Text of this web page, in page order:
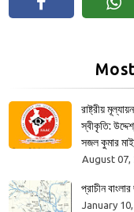
রাষ্ট্রীয়
স্বীকৃতি:
সজল কুমার
August 07,
প্রাচীন
January